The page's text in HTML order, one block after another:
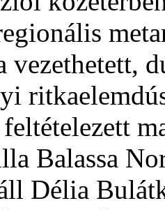
vezethetett,
Balassa
Délia